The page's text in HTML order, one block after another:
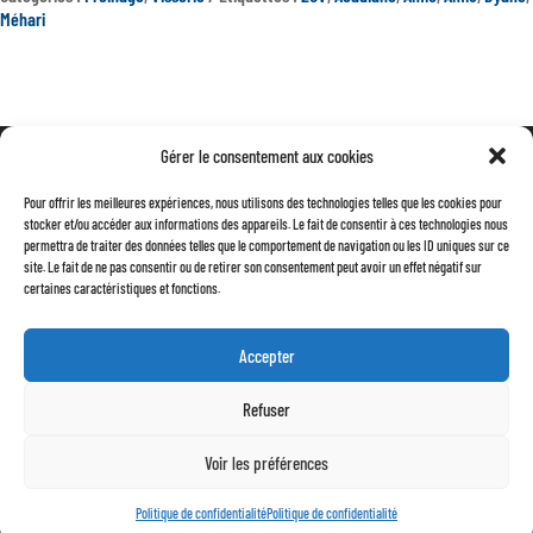
Gérer le consentement aux cookies
Pour offrir les meilleures expériences, nous utilisons des technologies telles que les cookies pour
stocker et/ou accéder aux informations des appareils. Le fait de consentir à ces technologies nous
permettra de traiter des données telles que le comportement de navigation ou les ID uniques sur ce
site. Le fait de ne pas consentir ou de retirer son consentement peut avoir un effet négatif sur
certaines caractéristiques et fonctions.
Accepter
Refuser
Voir les préférences
Politique de confidentialitéPolitique de confidentialité
FIXATION
MAÎTRE
Méhari
Conditions générales de vente
Politique de confidentialité